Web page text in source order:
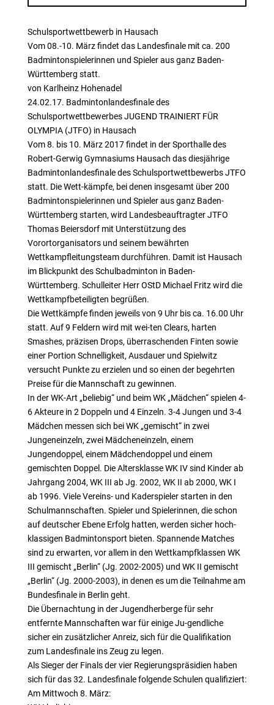
Schulsportwettbewerb in Hausach
Vom 08.-10. März findet das Landesfinale mit ca. 200
Badmintonspielerinnen und Spieler aus ganz Baden-
Württemberg statt.
von Karlheinz Hohenadel
24.02.17. Badmintonlandesfinale des
Schulsportwettbewerbes JUGEND TRAINIERT FÜR
OLYMPIA (JTFO) in Hausach
Vom 8. bis 10. März 2017 findet in der Sporthalle des
Robert-Gerwig Gymnasiums Hausach das diesjährige
Badmintonlandesfinale des Schulsportwettbewerbs JTFO
statt. Die Wett-kämpfe, bei denen insgesamt über 200
Badmintonspielerinnen und Spieler aus ganz Baden-
Württemberg starten, wird Landesbeauftragter JTFO
Thomas Beiersdorf mit Unterstützung des
Vorortorganisators und seinem bewährten
Wettkampfleitungsteam durchführen. Damit ist Hausach
im Blickpunkt des Schulbadminton in Baden-
Württemberg. Schulleiter Herr OStD Michael Fritz wird die
Wettkampfbeteiligten begrüßen.
Die Wettkämpfe finden jeweils von 9 Uhr bis ca. 16.00 Uhr
statt. Auf 9 Feldern wird mit wei-ten Clears, harten
Smashes, präzisen Drops, überraschenden Finten sowie
einer Portion Schnelligkeit, Ausdauer und Spielwitz
versucht Punkte zu erzielen und so einen der begehrten
Preise für die Mannschaft zu gewinnen.
In der WK-Art „beliebig“ und beim WK „Mädchen“ spielen 4-
6 Akteure in 2 Doppeln und 4 Einzeln. 3-4 Jungen und 3-4
Mädchen messen sich bei WK „gemischt“ in zwei
Jungeneinzeln, zwei Mädcheneinzeln, einem
Jungendoppel, einem Mädchendoppel und einem
gemischten Doppel. Die Altersklasse WK IV sind Kinder ab
Jahrgang 2004, WK III ab Jg. 2002, WK II ab 2000, WK I
ab 1996. Viele Vereins- und Kaderspieler starten in den
Schulmannschaften. Spieler und Spielerinnen, die schon
auf deutscher Ebene Erfolg hatten, werden sicher hoch-
klassigen Badmintonsport bieten. Spannende Matches
sind zu erwarten, vor allem in den Wettkampfklassen WK
III gemischt „Berlin“ (Jg. 2002-2005) und WK II gemischt
„Berlin“ (Jg. 2000-2003), in denen es um die Teilnahme am
Bundesfinale in Berlin geht.
Die Übernachtung in der Jugendherberge für sehr
entfernte Mannschaften war für einige Ju-gendliche
sicher ein zusätzlicher Anreiz, sich für die Qualifikation
zum Landesfinale ins Zeug zu legen.
Als Sieger der Finals der vier Regierungspräsidien haben
sich für das 32. Landesfinale folgende Schulen qualifiziert:
Am Mittwoch 8. März: